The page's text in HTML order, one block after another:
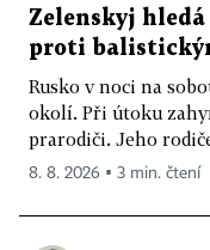
Zelenskyj
proti
Rusko v noci na
okolí. Při útoku
prarodiči. Jeho
8. 8. 2026 ▪ 3 min. čtení